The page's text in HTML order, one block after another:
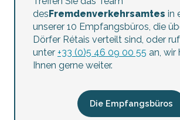
desFremdenverkehrsamtes in
unserer 10 Empfangsbüros, die
Dörfer Rétais verteilt sind, oder
unter +33 (0)5 46 09 00 55 an, wir
Ihnen gerne weiter.
Die Empfangsbüros